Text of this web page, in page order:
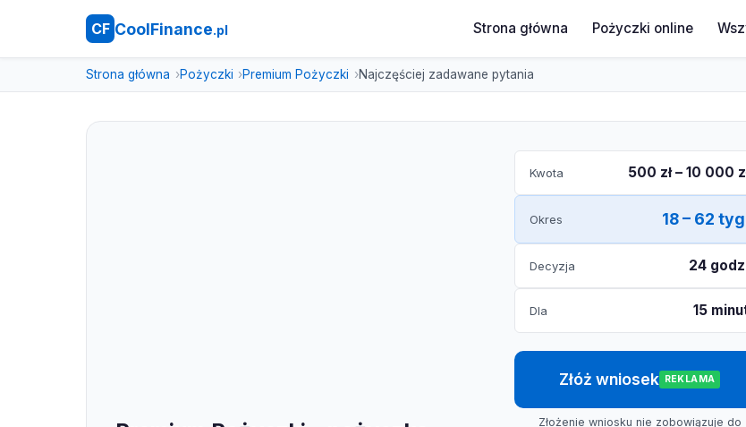
CF CoolFinance.pl Strona główna Pożyczki online
Strona główna Pożyczki Premium Pożyczki Najczęściej zadawane pytania
Kwota 500 zł – 10 000
Okres 18 – 62
Decyzja 24
Dla 15
Złóż wniosek REKLAMA
Złożenie wniosku nie zobowiązuje do